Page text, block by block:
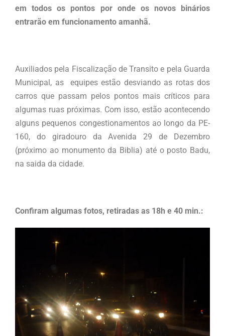
em todos os pontos por onde os novos binários
entrarão em funcionamento amanhã.
Auxiliados pela Fiscalização de Transito e pela Guarda
Municipal, as equipes estão desviando as rotas dos
carros que passam pelos pontos mais críticos para
algumas ruas próximas. Com isso, estão acontecendo
alguns pequenos congestionamentos ao longo da PE-
160, do giradouro da Avenida 29 de Dezembro
(próximo ao monumento da Biblia) até o posto Badu,
na saida da cidade.
Confiram algumas fotos, retiradas as 18h e 40 min.: